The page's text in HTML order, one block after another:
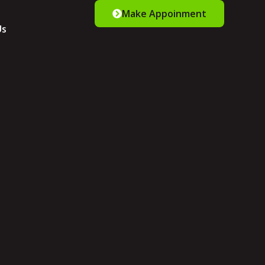
Make Appoinment